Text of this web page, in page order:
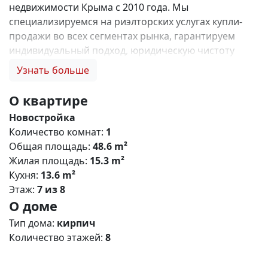
недвижимости Крыма с 2010 года. Мы
специализируемся на риэлторских услугах купли-
продажи во всех сегментах рынка, гарантируем
индивидуальный подход, юридическую чистоту
объектов и безопасность сделок. Самое ценное для
нас, Вы получаете: 1. 0% комиссии и оформление
ипотеки бесплатно; 2. Покупку недвижимости по
цене застройщика + акции, бонусы, подарки; 3.
Экспертное мнение о каждом застройщике. Ваши
интересы — наш приоритет! 4. Профессиональную
поддержку на всех этапах сделки до получения
ключей; 5. Фейерверк подарков🎁 🎁 🎁! Купи с
нами и выбери свой ПОДАРОК! Жилой комплекс
«Зелёный квартал» (Симферополь) Общая
концепция «Зелёный квартал» — современный
жилой комплекс комфорт‑класса, сочетающий
Узнать больше
О квартире
Новостройка
Количество комнат: 1
Общая площадь: 48.6 m²
Жилая площадь: 15.3 m²
Кухня: 13.6 m²
Этаж: 7 из 8
О доме
Тип дома: кирпич
Количество этажей: 8